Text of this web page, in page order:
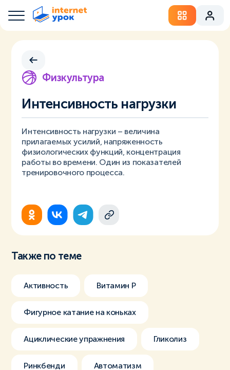
Физкультура
Интенсивность нагрузки
Интенсивность нагрузки – величина
прилагаемых усилий, напряженность
физиологических функций, концентрация
работы во времени. Один из показателей
тренировочного процесса.
Также по теме
Активность Витамин Р
Фигурное катание на коньках
Ациклические упражнения Гликолиз
Ринкбенди Автоматизм